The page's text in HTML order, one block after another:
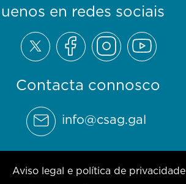
Contacta connosco
info@csag.gal
en redes sociais
Aviso legal e política de privacidade